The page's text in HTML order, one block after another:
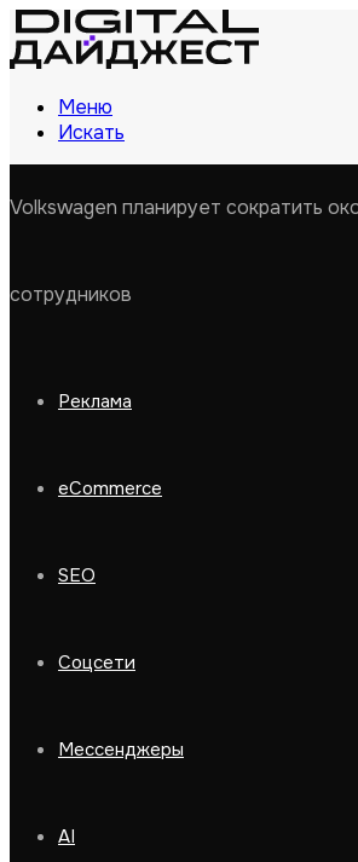
Меню
Искать
Volkswagen планирует сократить
сотрудников
Реклама
eCommerce
SEO
Соцсети
Мессенджеры
AI